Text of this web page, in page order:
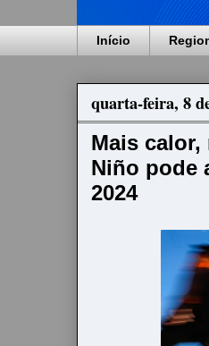
Início
quarta-feira, 8
Mais
Niño pode
2024